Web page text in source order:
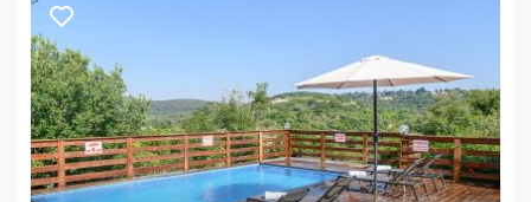
שף*עיסויים איכותיים ומפנקים*קישוטי חדר לאירועים מיוחדים
לצפייה באטרקציות ומסעדות בקרבת אחוזה על המים -
לחצו כאן